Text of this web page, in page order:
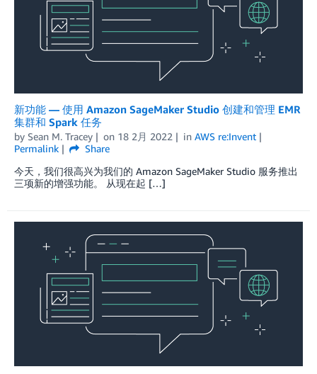
新功能 — 使用 Amazon SageMaker Studio 创建和管理 EMR
集群和 Spark 任务
by Sean M. Tracey on 18 2月 2022 in AWS re:Invent
Permalink
Share
今天，我们很高兴为我们的 Amazon SageMaker Studio 服务推出
三项新的增强功能。 从现在起 […]